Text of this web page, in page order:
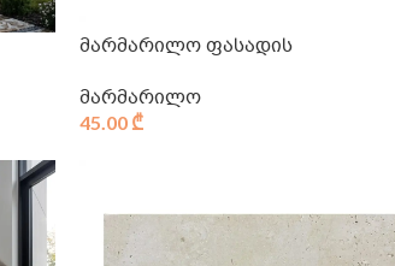
მარმარილო ფასადის
მარმარილო
45.00 ₾